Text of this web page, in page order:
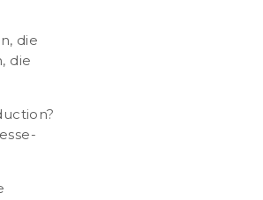
die
die